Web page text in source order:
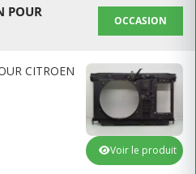
POUR
OCCASION
CITROEN
Voir le produit